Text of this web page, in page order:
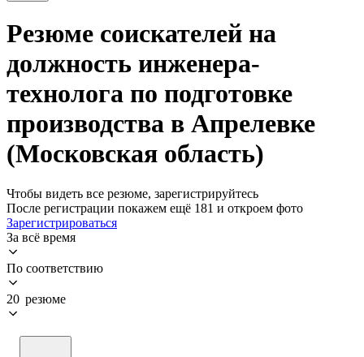
Резюме соискателей на
должность инженера-
технолога по подготовке
производства в Апрелевке
(Московская область)
Чтобы видеть все резюме, зарегистрируйтесь
После регистрации покажем ещё 181 и откроем фото
Зарегистрироваться
За всё время
По соответствию
20 резюме